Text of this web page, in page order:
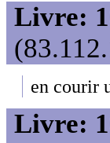
Livre:
en courir
Livre: